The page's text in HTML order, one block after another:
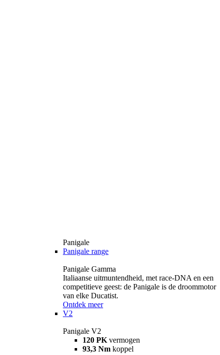
Panigale
Panigale range
Panigale Gamma
Italiaanse uitmuntendheid, met race-DNA en een
competitieve geest: de Panigale is de droommotor
van elke Ducatist.
Ontdek meer
V2
Panigale V2
120 PK vermogen
93,3 Nm koppel